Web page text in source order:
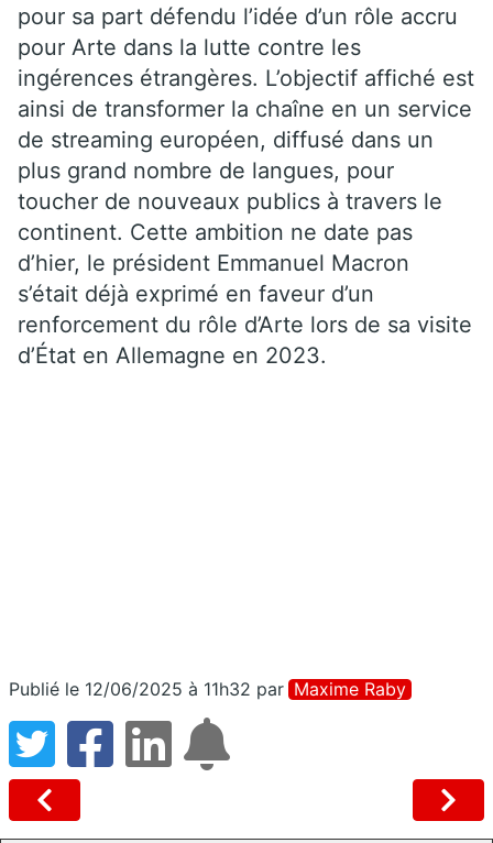
pour sa part défendu l’idée d’un rôle accru
pour Arte dans la lutte contre les
ingérences étrangères. L’objectif affiché est
ainsi de transformer la chaîne en un service
de streaming européen, diffusé dans un
plus grand nombre de langues, pour
toucher de nouveaux publics à travers le
continent. Cette ambition ne date pas
d’hier, le président Emmanuel Macron
s’était déjà exprimé en faveur d’un
renforcement du rôle d’Arte lors de sa visite
d’État en Allemagne en 2023.
Publié le 12/06/2025 à 11h32 par Maxime Raby